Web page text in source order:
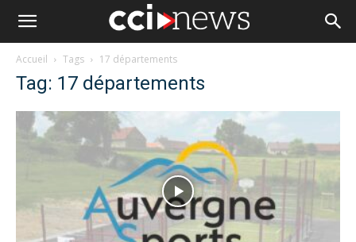
Accueil Tags 17 départements
Tag: 17 départements